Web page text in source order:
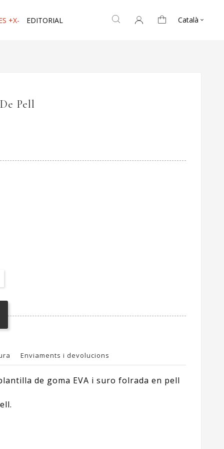
+X- EDITORIAL Català 
Pell
Enviaments i devolucions
de goma EVA i suro folrada en pell